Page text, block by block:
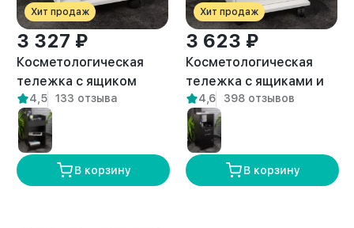
Хит продаж
3 327 ₽
Косметологическая
тележка с ящиком
Орта белая
4,5 133 отзыва
В корзину
Хит продаж
3 623 ₽
Косметологическая
тележка с ящиками и
замком Нера белая
4,6 398 отзывов
В корзину